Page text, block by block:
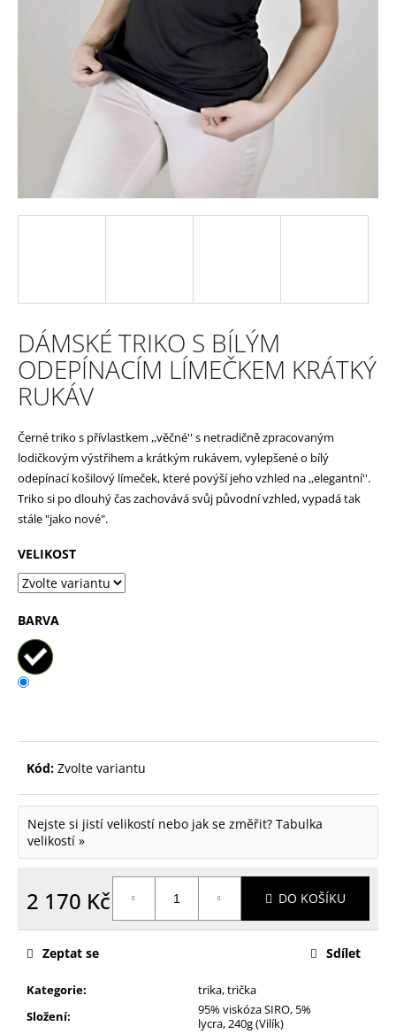
DÁMSKÉ TRIKO S BÍLÝM
ODEPÍNACÍM LÍMEČKEM KRÁTKÝ
RUKÁV
Černé triko s přívlastkem ,,věčné'' s netradičně zpracovaným
lodičkovým výstřihem a krátkým rukávem, vylepšené o bílý
odepínací košilový límeček, které povýší jeho vzhled na ,,elegantní''.
Triko si po dlouhý čas zachovává svůj původní vzhled, vypadá tak
stále "jako nové".
VELIKOST
BARVA
Kód: Zvolte variantu
Nejste si jistí velikostí nebo jak se změřit? Tabulka
velikostí »
2 170 Kč DO KOŠÍKU
Kategorie:
trika, trička
Složení:
95% viskóza SIRO, 5%
lycra, 240g (Vilík)
Zeptat se Sdílet
D
o
o
r
u
č
u
j
m
e